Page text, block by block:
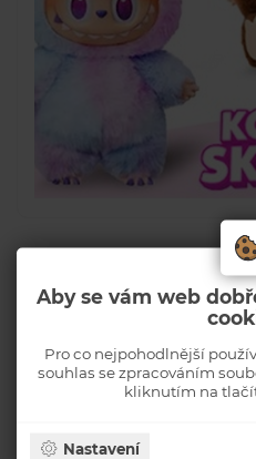
Aby se vám web
Pro co nejpohodlnější
souhlas se zpracováním
kliknutím na
Nastavení